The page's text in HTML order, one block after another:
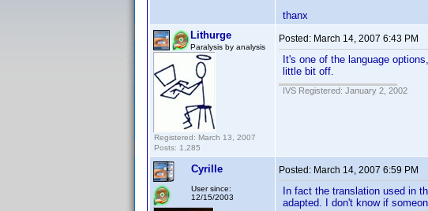
thanx
Lithurge
Paralysis by analysis
Registered: March 13, 2007
Posts: 1,285
Posted: March 14, 2007 6:43 PM
It's one of the language
little bit off.
IVS Registered: January 2, 2002
Cyrille
User since:
12/15/2003
Posted: March 14, 2007 6:59 PM
In fact the translation used in
adapted. I don't know if